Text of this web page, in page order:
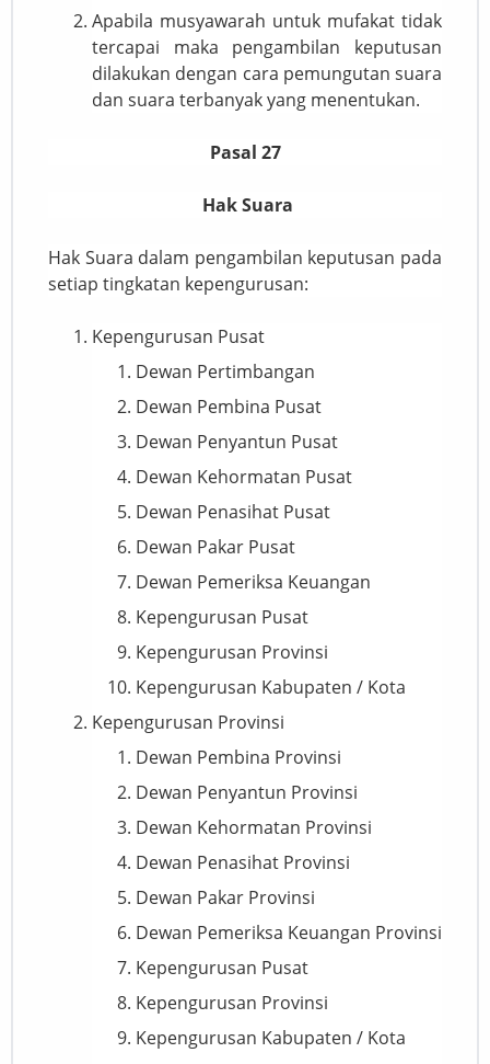
Apabila musyawarah untuk mufakat tidak
tercapai maka pengambilan keputusan
dilakukan dengan cara pemungutan suara
dan suara terbanyak yang menentukan.
Pasal 27
Hak Suara
Hak Suara dalam pengambilan keputusan pada
setiap tingkatan kepengurusan:
Kepengurusan Pusat
Dewan Pertimbangan
Dewan Pembina Pusat
Dewan Penyantun Pusat
Dewan Kehormatan Pusat
Dewan Penasihat Pusat
Dewan Pakar Pusat
Dewan Pemeriksa Keuangan
Kepengurusan Pusat
Kepengurusan Provinsi
Kepengurusan Kabupaten / Kota
Kepengurusan Provinsi
Dewan Pembina Provinsi
Dewan Penyantun Provinsi
Dewan Kehormatan Provinsi
Dewan Penasihat Provinsi
Dewan Pakar Provinsi
Dewan Pemeriksa Keuangan Provinsi
Kepengurusan Pusat
Kepengurusan Provinsi
Kepengurusan Kabupaten / Kota